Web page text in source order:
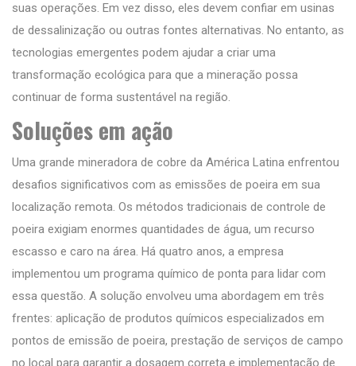
suas operações. Em vez disso, eles devem confiar em usinas
de dessalinização ou outras fontes alternativas. No entanto, as
tecnologias emergentes podem ajudar a criar uma
transformação ecológica para que a mineração possa
continuar de forma sustentável na região.
Soluções em ação
Uma grande mineradora de cobre da América Latina enfrentou
desafios significativos com as emissões de poeira em sua
localização remota. Os métodos tradicionais de controle de
poeira exigiam enormes quantidades de água, um recurso
escasso e caro na área. Há quatro anos, a empresa
implementou um programa químico de ponta para lidar com
essa questão. A solução envolveu uma abordagem em três
frentes: aplicação de produtos químicos especializados em
pontos de emissão de poeira, prestação de serviços de campo
no local para garantir a dosagem correta e implementação de